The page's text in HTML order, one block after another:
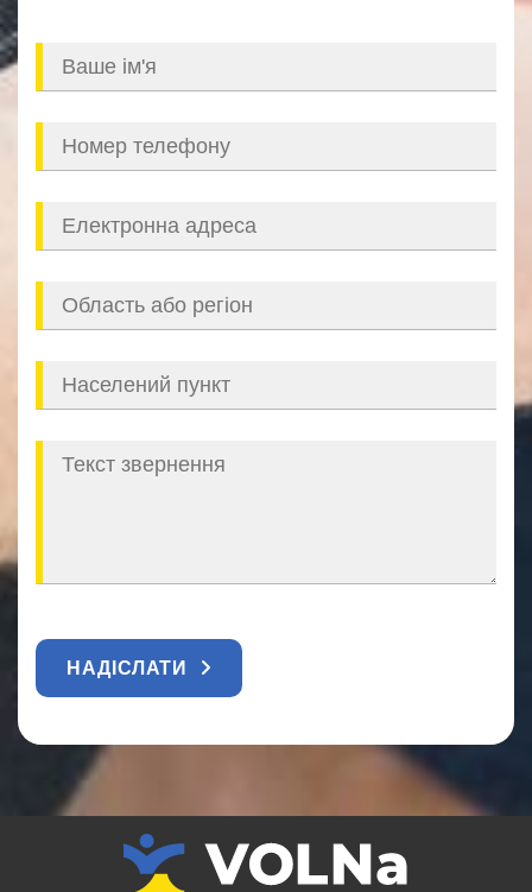
НАДІСЛАТИ